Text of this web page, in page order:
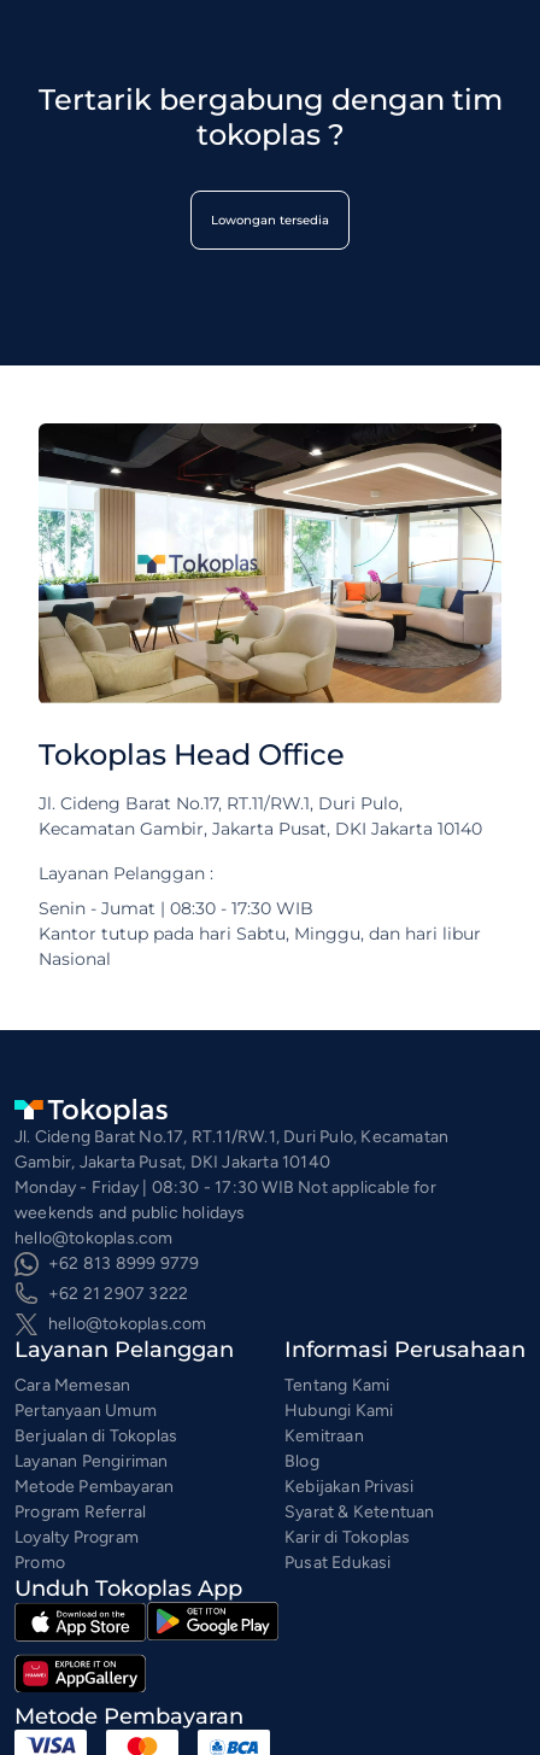
Tertarik bergabung dengan tim
tokoplas ?
Lowongan tersedia
Tokoplas Head Office
Jl. Cideng Barat No.17, RT.11/RW.1, Duri Pulo,
Kecamatan Gambir, Jakarta Pusat, DKI Jakarta 10140
Layanan Pelanggan :
Senin - Jumat | 08:30 - 17:30 WIB
Kantor tutup pada hari Sabtu, Minggu, dan hari libur
Nasional
Jl. Cideng Barat No.17, RT.11/RW.1, Duri Pulo, Kecamatan
Gambir, Jakarta Pusat, DKI Jakarta 10140
Monday - Friday | 08:30 - 17:30 WIB Not applicable for
weekends and public holidays
hello@tokoplas.com
+62 813 8999 9779
+62 21 2907 3222
hello@tokoplas.com
Layanan Pelanggan
Cara Memesan
Pertanyaan Umum
Berjualan di Tokoplas
Layanan Pengiriman
Metode Pembayaran
Program Referral
Loyalty Program
Promo
Informasi Perusahaan
Tentang Kami
Hubungi Kami
Kemitraan
Blog
Kebijakan Privasi
Syarat & Ketentuan
Karir di Tokoplas
Pusat Edukasi
Unduh Tokoplas App
Metode Pembayaran